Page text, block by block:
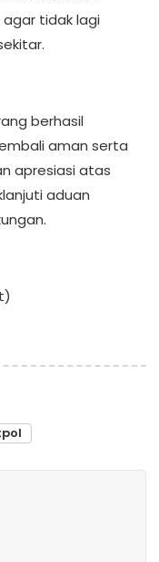
tidak lagi
berhasil
aman serta
apresiasi atas
aduan